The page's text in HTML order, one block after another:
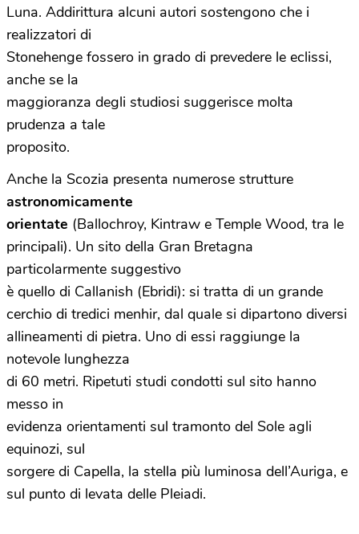
Luna. Addirittura alcuni autori sostengono che i
realizzatori di
Stonehenge fossero in grado di prevedere le eclissi,
anche se la
maggioranza degli studiosi suggerisce molta
prudenza a tale
proposito.
Anche la Scozia presenta numerose strutture
astronomicamente
orientate (Ballochroy, Kintraw e Temple Wood, tra le
principali). Un sito della Gran Bretagna
particolarmente suggestivo
è quello di Callanish (Ebridi): si tratta di un grande
cerchio di tredici menhir, dal quale si dipartono diversi
allineamenti di pietra. Uno di essi raggiunge la
notevole lunghezza
di 60 metri. Ripetuti studi condotti sul sito hanno
messo in
evidenza orientamenti sul tramonto del Sole agli
equinozi, sul
sorgere di Capella, la stella più luminosa dell’Auriga, e
sul punto di levata delle Pleiadi.